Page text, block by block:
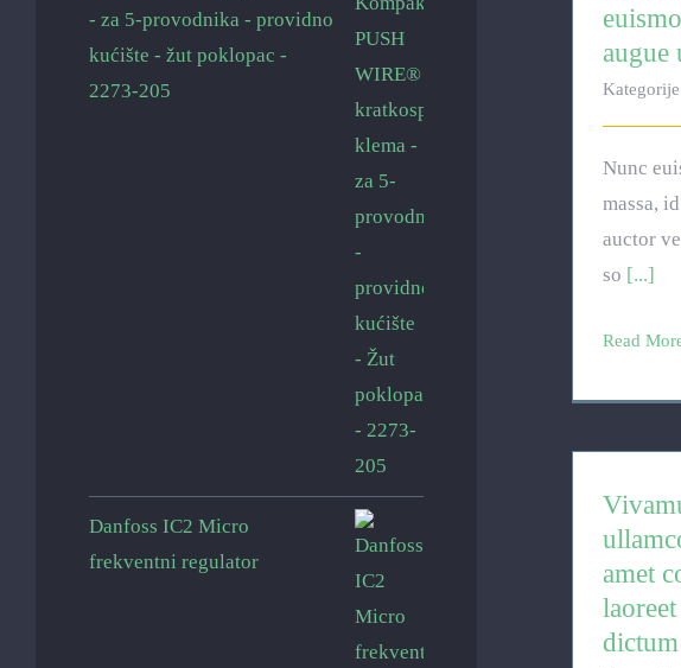
augue
Nunc
massa,
auctor
so [...]
Read
amet
dictum
- za 5-provodnika - providno
kućište - žut poklopac -
2273-205
Danfoss IC2 Micro
frekventni regulator